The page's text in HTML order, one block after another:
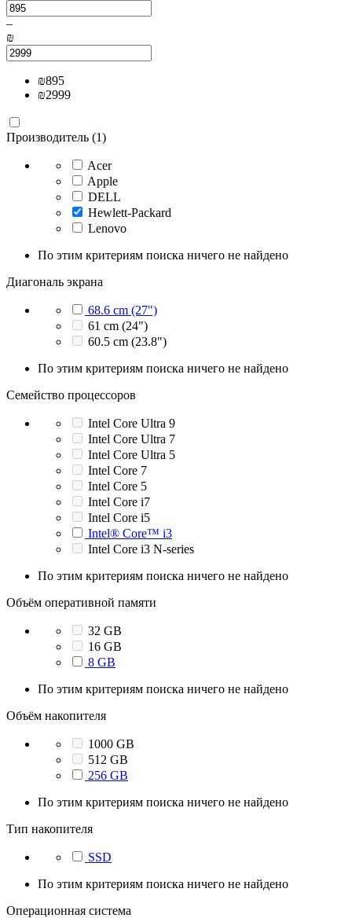
–
₪
₪895
₪2999
Производитель (1)
Acer
Apple
DELL
Hewlett-Packard
Lenovo
По этим критериям поиска ничего не найдено
Диагональ экрана
68.6 cm (27")
61 cm (24")
60.5 cm (23.8")
По этим критериям поиска ничего не найдено
Семейство процессоров
Intel Core Ultra 9
Intel Core Ultra 7
Intel Core Ultra 5
Intel Core 7
Intel Core 5
Intel Core i7
Intel Core i5
Intel® Core™ i3
Intel Core i3 N-series
По этим критериям поиска ничего не найдено
Объём оперативной памяти
32 GB
16 GB
8 GB
По этим критериям поиска ничего не найдено
Объём накопителя
1000 GB
512 GB
256 GB
По этим критериям поиска ничего не найдено
Тип накопителя
SSD
По этим критериям поиска ничего не найдено
Операционная система